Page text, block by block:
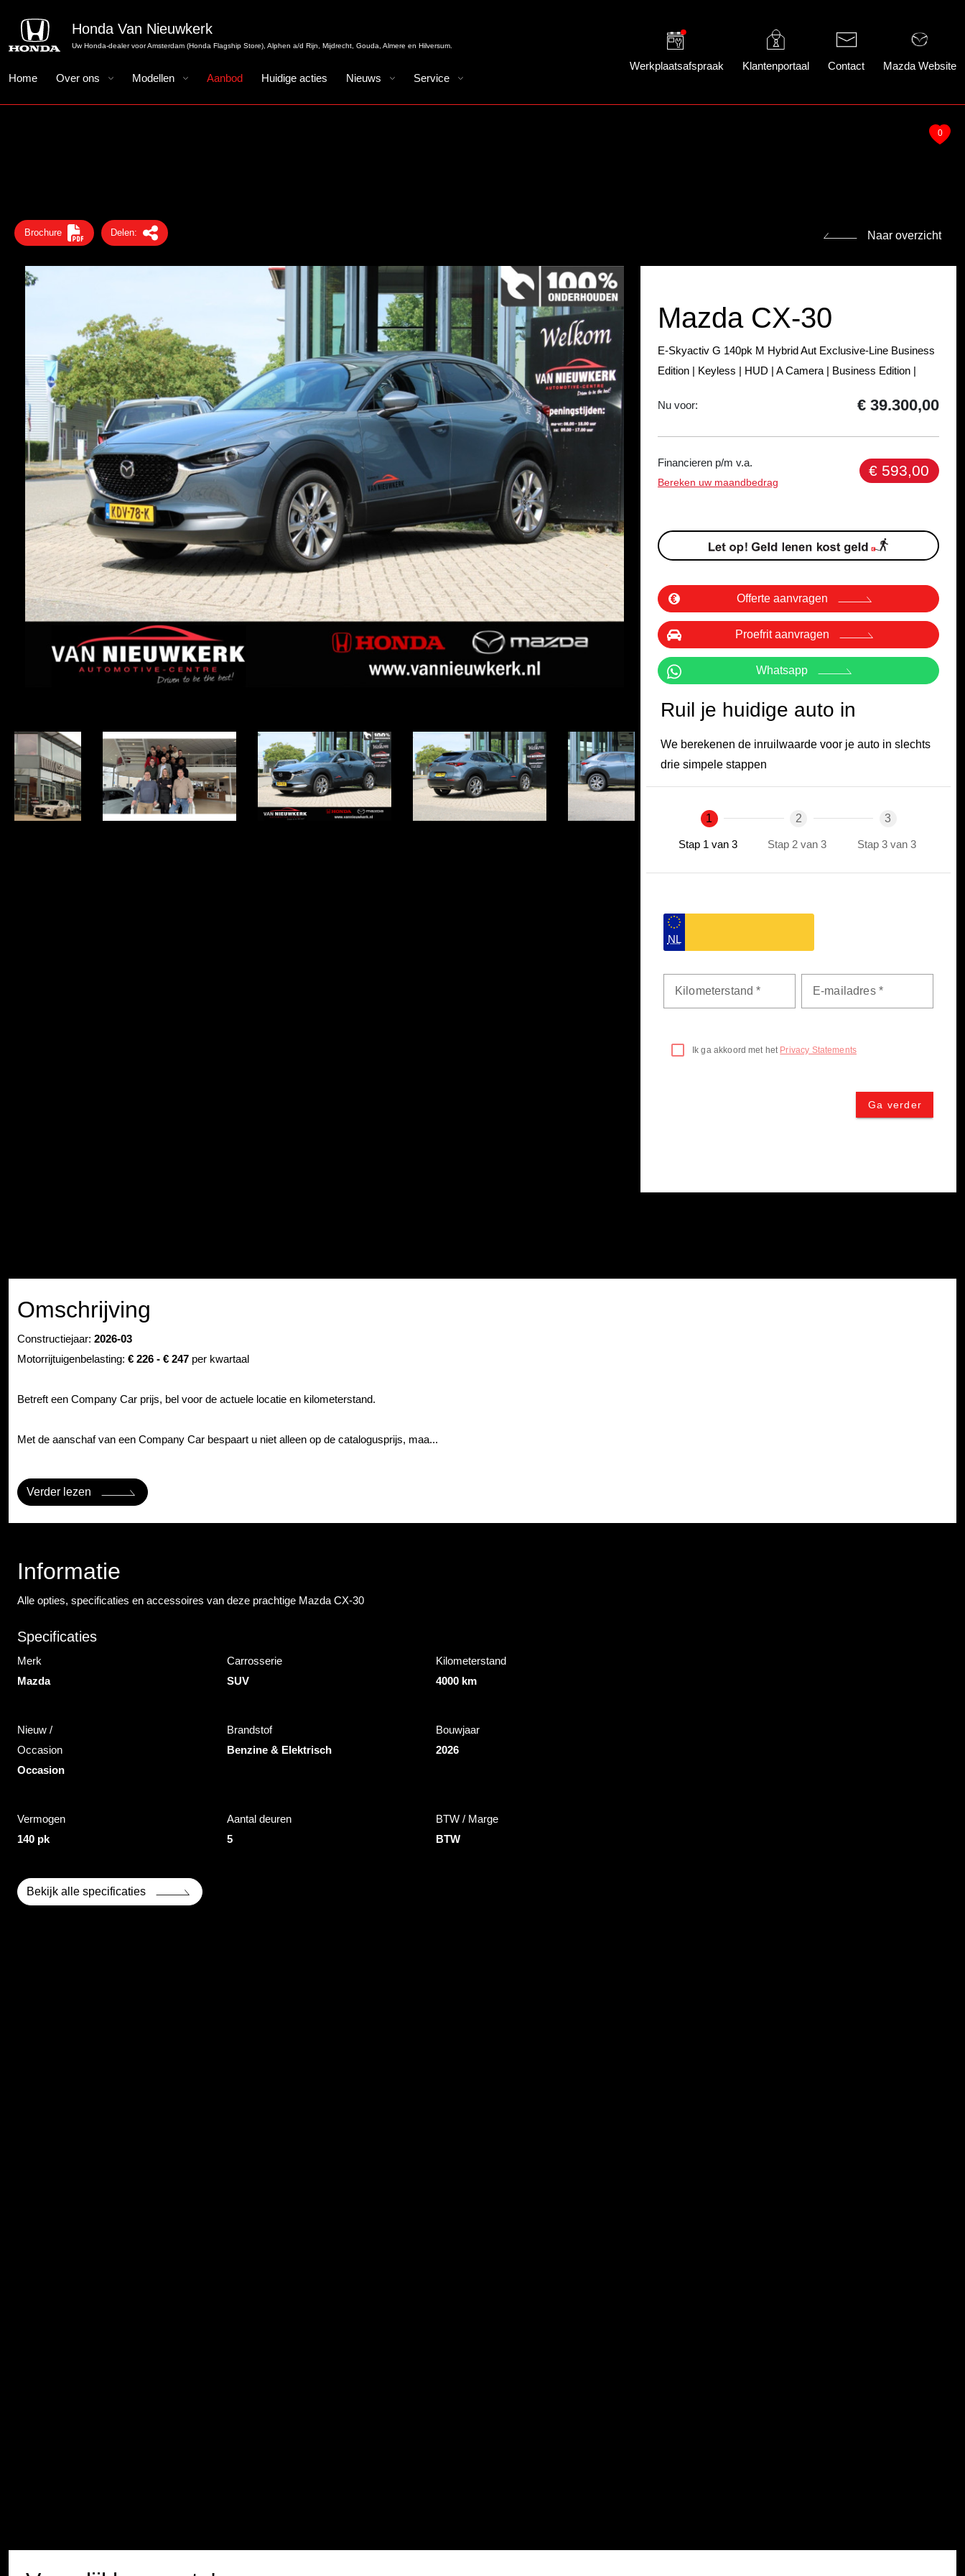
Honda Van Nieuwkerk
Uw Honda-dealer voor Amsterdam (Honda Flagship Store), Alphen a/d Rijn, Mijdrecht, Gouda, Almere en Hilversum.
Home Over ons Modellen Aanbod Huidige acties Nieuws Service
Werkplaatsafspraak Klantenportaal Contact Mazda Website
Brochure Delen: Naar overzicht
of
50
Item
1
Mazda CX-30
E-Skyactiv G 140pk M Hybrid Aut Exclusive-Line Business
Edition | Keyless | HUD | A Camera | Business Edition |
Nu voor: € 39.300,00
Financieren p/m v.a. € 593,00
Bereken uw maandbedrag
Offerte aanvragen
Proefrit aanvragen
Whatsapp
Omschrijving
Constructiejaar: 2026-03
Motorrijtuigenbelasting: € 226 - € 247 per kwartaal
Betreft een Company Car prijs, bel voor de actuele locatie en kilometerstand.
Met de aanschaf van een Company Car bespaart u niet alleen op de catalogusprijs, maa...
Verder lezen
Informatie
Alle opties, specificaties en accessoires van deze prachtige Mazda CX-30
Specificaties
Merk
Mazda
Carrosserie
SUV
Kilometerstand
4000 km
Nieuw /
Occasion
Occasion
Brandstof
Benzine & Elektrisch
Bouwjaar
2026
Vermogen
140 pk
Aantal deuren
5
BTW / Marge
BTW
Bekijk alle specificaties
0